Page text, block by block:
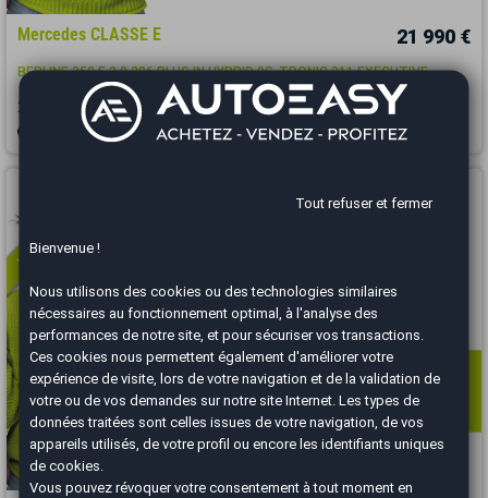
Mercedes CLASSE E 21 990 €
BERLINE 350 E 2.0 286 PLUG IN HYBRID 9G-TRONIC 211 EXECUTIVE
2017 112164 km HYBRIDE RECHARGEABLE Automatique
Roanne - 42120
Vous arrivez trop tard Tout refuser et fermer
Bienvenue !
Nous utilisons des cookies ou des technologies similaires
nécessaires au fonctionnement optimal, à l'analyse des
performances de notre site, et pour sécuriser vos transactions.
Ces cookies nous permettent également d'améliorer votre
expérience de visite, lors de votre navigation et de la validation de
votre ou de vos demandes sur notre site Internet. Les types de
données traitées sont celles issues de votre navigation, de vos
appareils utilisés, de votre profil ou encore les identifiants uniques
de cookies.
Vous pouvez révoquer votre consentement à tout moment en